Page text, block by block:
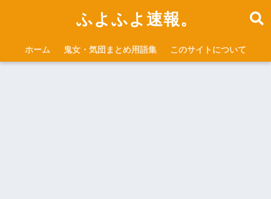
ふよふよ速報。
ホーム 鬼女・気団まとめ用語集 このサイトについて